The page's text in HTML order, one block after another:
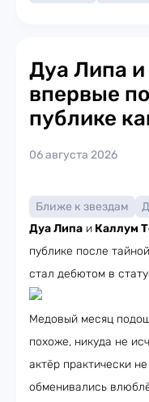
Дуа Липа
впервые
публике
06 августа 2026
Ближе к звездам
Дуа Липа и Каллум
публике после
стал дебютом в
Медовый месяц
похоже, никуда не
актёр практически
обменивались